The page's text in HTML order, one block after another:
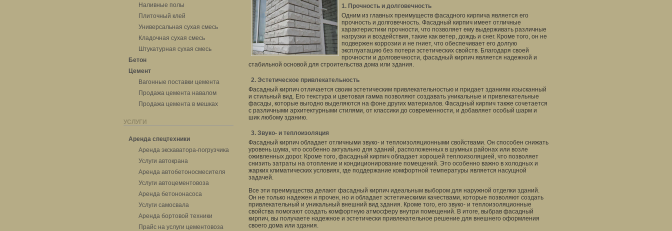
Наливные полы
Плиточный клей
Универсальная сухая смесь
Кладочная сухая смесь
Штукатурная сухая смесь
Бетон
Цемент
Вагонные поставки цемента
Продажа цемента навалом
Продажа цемента в мешках
УСЛУГИ
Аренда спецтехники
Аренда экскаватора-погрузчика
Услуги автокрана
Аренда автобетоносмесителя
Услуги автоцементовоза
Аренда бетононасоса
Услуги самосвала
Аренда бортовой техники
Прайс на услуги цементовоза
1. Прочность и долговечность
Одним из главных преимуществ фасадного кирпича является его
прочность и долговечность. Фасадный кирпич имеет отличные
характеристики прочности, что позволяет ему выдерживать различные
нагрузки и воздействия, такие как ветер, дождь и снег. Кроме того, он не
подвержен коррозии и не гниет, что обеспечивает его долгую
эксплуатацию без потери эстетических свойств. Благодаря своей
прочности и долговечности, фасадный кирпич является надежной и
стабильной основой для строительства дома или здания.
2. Эстетическое привлекательность
Фасадный кирпич отличается своим эстетическим привлекательностью и придает зданиям изысканный
и стильный вид. Его текстура и цветовая гамма позволяют создавать уникальные и привлекательные
фасады, которые выгодно выделяются на фоне других материалов. Фасадный кирпич также сочетается
с различными архитектурными стилями, от классики до современности, и добавляет особый шарм и
шик любому зданию.
3. Звуко- и теплоизоляция
Фасадный кирпич обладает отличными звуко- и теплоизоляционными свойствами. Он способен снижать
уровень шума, что особенно актуально для зданий, расположенных в шумных районах или возле
оживленных дорог. Кроме того, фасадный кирпич обладает хорошей теплоизоляцией, что позволяет
снизить затраты на отопление и кондиционирование помещений. Это особенно важно в холодных и
жарких климатических условиях, где поддержание комфортной температуры является насущной
задачей.
Все эти преимущества делают фасадный кирпич идеальным выбором для наружной отделки зданий.
Он не только надежен и прочен, но и обладает эстетическими качествами, которые позволяют создать
привлекательный и уникальный внешний вид здания. Кроме того, его звуко- и теплоизоляционные
свойства помогают создать комфортную атмосферу внутри помещений. В итоге, выбрав фасадный
кирпич, вы получаете надежное и эстетически привлекательное решение для внешнего оформления
своего дома или здания.